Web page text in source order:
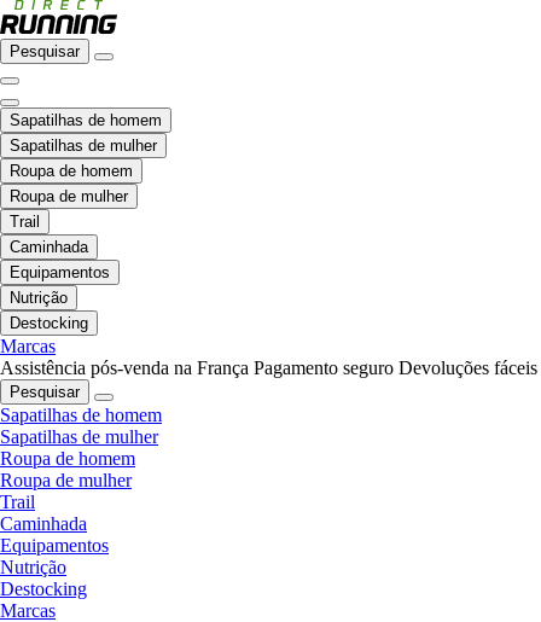
Pesquisar
Sapatilhas de homem
Sapatilhas de mulher
Roupa de homem
Roupa de mulher
Trail
Caminhada
Equipamentos
Nutrição
Destocking
Marcas
Assistência pós-venda na França Pagamento seguro Devoluções fáceis
Pesquisar
Sapatilhas de homem
Sapatilhas de mulher
Roupa de homem
Roupa de mulher
Trail
Caminhada
Equipamentos
Nutrição
Destocking
Marcas